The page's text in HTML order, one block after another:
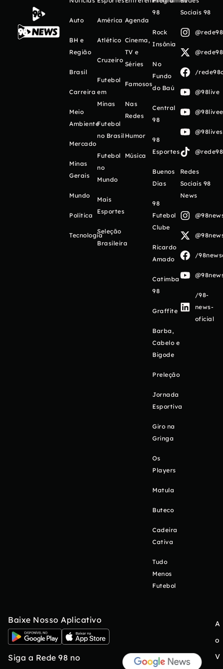
Auto
BH e
Região
Brasil
Carreira
Meio
Ambiente
Mercado
Minas
Gerais
Mundo
Política
Tecnologia
América
Atlético
Cruzeiro
Futebol
em
Minas
Futebol
no Brasil
Futebol
no
Mundo
Mais
Esportes
Seleção
Brasileira
Agenda
Cinema,
TV e
Séries
Famosos
Nas
Redes
Humor
Música
98
Rock
Insônia
No
Fundo
do Baú
Central
98
98
Esportes
Buenos
Días
98
Futebol
Clube
Ricardo
Amado
Catimba
98
Graffite
Barba,
Cabelo e
Bigode
Preleção
Jornada
Esportiva
Giro na
Gringa
Os
Players
Matula
Buteco
Cadeira
Cativa
Tudo
Menos
Futebol
Sociais 98
/
@98live
Redes
Sociais 98
News
/
/98-
news-
oficial
Baixe Nosso Aplicativo
Siga a Rede 98 no
A
o
V